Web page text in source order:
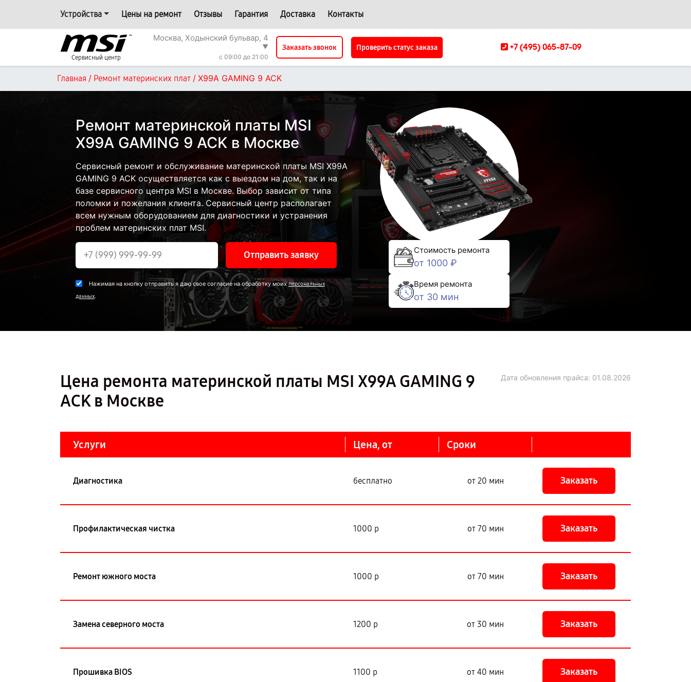
Устройства Цены на ремонт Отзывы Гарантия Доставка Контакты
Сервисный центр
Москва, Ходынский бульвар, 4
▼
c 09:00 до 21:00
Заказать звонок Проверить статус заказа +7 (495) 065-87-09
Главная / Ремонт материнских плат / X99A GAMING 9 ACK
Ремонт материнской платы MSI
X99A GAMING 9 ACK в Москве
Сервисный ремонт и обслуживание материнской платы MSI X99A
GAMING 9 ACK осуществляется как с выездом на дом, так и на
базе сервисного центра MSI в Москве. Выбор зависит от типа
поломки и пожелания клиента. Сервисный центр располагает
всем нужным оборудованием для диагностики и устранения
проблем материнских плат MSI.
Отправить заявку
Нажимая на кнопку отправить я даю свое согласие на обработку моихперсональных
данных.
Стоимость ремонта
от 1000 ₽
Время ремонта
от 30 мин
Цена ремонта материнской платы MSI X99A GAMING 9
ACK в Москве
Дата обновления прайса: 01.08.2026
Услуги Цена, от Сроки
Диагностика бесплатно от 20 мин Заказать
Профилактическая чистка 1000 р от 70 мин Заказать
Ремонт южного моста 1000 р от 70 мин Заказать
Замена северного моста 1200 р от 30 мин Заказать
Прошивка BIOS 1100 р от 40 мин Заказать